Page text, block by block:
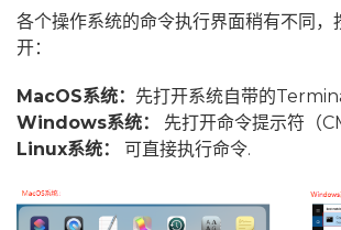
各个操作系统的命令执行界面稍有不同，
开：
MacOS系统： 先打开系统自带的
Windows系统：
先打开命令提示符（
Linux系统：
可直接执行命令.